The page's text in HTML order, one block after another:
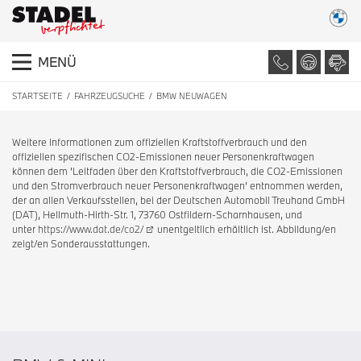
MENÜ
STARTSEITE FAHRZEUGSUCHE BMW NEUWAGEN
Weitere Informationen zum offiziellen Kraftstoffverbrauch und den
offiziellen spezifischen CO2-Emissionen neuer Personenkraftwagen
können dem 'Leitfaden über den Kraftstoffverbrauch, die CO2-Emissionen
und den Stromverbrauch neuer Personenkraftwagen' entnommen werden,
der an allen Verkaufsstellen, bei der Deutschen Automobil Treuhand GmbH
(DAT), Hellmuth-Hirth-Str. 1, 73760 Ostfildern-Scharnhausen, und
unter https://www.dat.de/co2/
unentgeltlich erhältlich ist. Abbildung/en
zeigt/en Sonderausstattungen.